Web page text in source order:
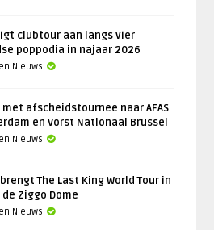
clubtour aan langs vier
poppodia in najaar 2026
Nieuws
afscheidstournee naar AFAS
en Vorst Nationaal Brussel
Nieuws
The Last King World Tour in
Ziggo Dome
Nieuws